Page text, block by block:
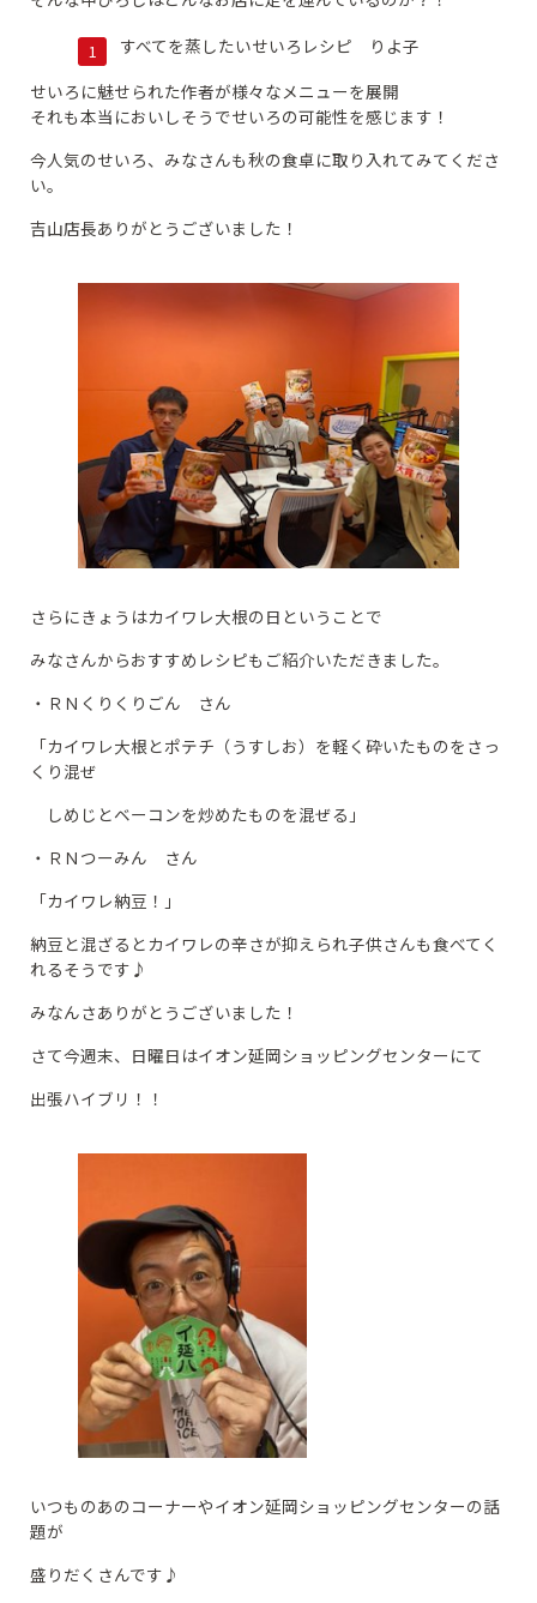
すべてを蒸したいせいろレシピ りよ子
せいろに魅せられた作者が様々なメニューを展開
それも本当においしそうでせいろの可能性を感じます！
今人気のせいろ、みなさんも秋の食卓に取り入れてみてくださ
い。
吉山店長ありがとうございました！
さらにきょうはカイワレ大根の日ということで
みなさんからおすすめレシピもご紹介いただきました。
・ＲＮくりくりごん さん
「カイワレ大根とポテチ（うすしお）を軽く砕いたものをさっ
くり混ぜ
しめじとベーコンを炒めたものを混ぜる」
・ＲＮつーみん さん
「カイワレ納豆！」
納豆と混ざるとカイワレの辛さが抑えられ子供さんも食べてく
れるそうです♪
みなんさありがとうございました！
さて今週末、日曜日はイオン延岡ショッピングセンターにて
出張ハイブリ！！
いつものあのコーナーやイオン延岡ショッピングセンターの話
題が
盛りだくさんです♪